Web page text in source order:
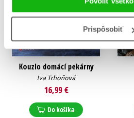
Prispôsobiť
Kouzlo domácí pekárny
Iva Trhoňová
16,99 €
Do košíka